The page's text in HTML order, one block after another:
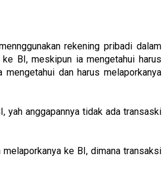
rekening pribadi dalam
BI, meskipun ia mengetahui harus
dan harus melaporkanya
yah anggapannya tidak ada transaski
ke BI, dimana transaksi